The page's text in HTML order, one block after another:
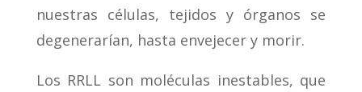
nuestras células, tejidos y órganos se
degenerarían, hasta envejecer y morir.
Los RRLL son moléculas inestables, que